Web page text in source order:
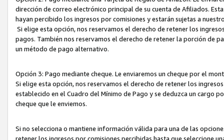
dirección de correo electrónico principal de su cuenta de Afiliados.
hayan percibido los ingresos por comisiones y estarán sujetas a
Si elige esta opción, nos reservamos el derecho de retener los
pagos. También nos reservamos el derecho de retener la porción de
un método de pago alternativo.
Opción 3: Pago mediante cheque. Le enviaremos un cheque por el
Si elige esta opción, nos reservamos el derecho de retener los
establecido en el Cuadro del Mínimo de Pago y se deduzca un cargo
cheque que le enviemos.
Si no selecciona o mantiene información válida para una de las
retener los ingresos por comisiones percibidas hasta que seleccione